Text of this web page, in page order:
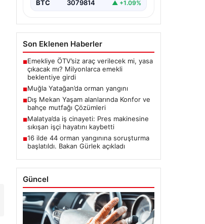
BTC 3079814 ▲ +1.09%
Son Eklenen Haberler
■Emekliye ÖTV’siz araç verilecek mi, yasa
çıkacak mı? Milyonlarca emekli
beklentiye girdi
■Muğla Yatağan’da orman yangını
■Dış Mekan Yaşam alanlarında Konfor ve
bahçe mutfağı Çözümleri
■Malatya’da iş cinayeti: Pres makinesine
sıkışan işçi hayatını kaybetti
■16 ilde 44 orman yangınına soruşturma
başlatıldı. Bakan Gürlek açıkladı
Güncel